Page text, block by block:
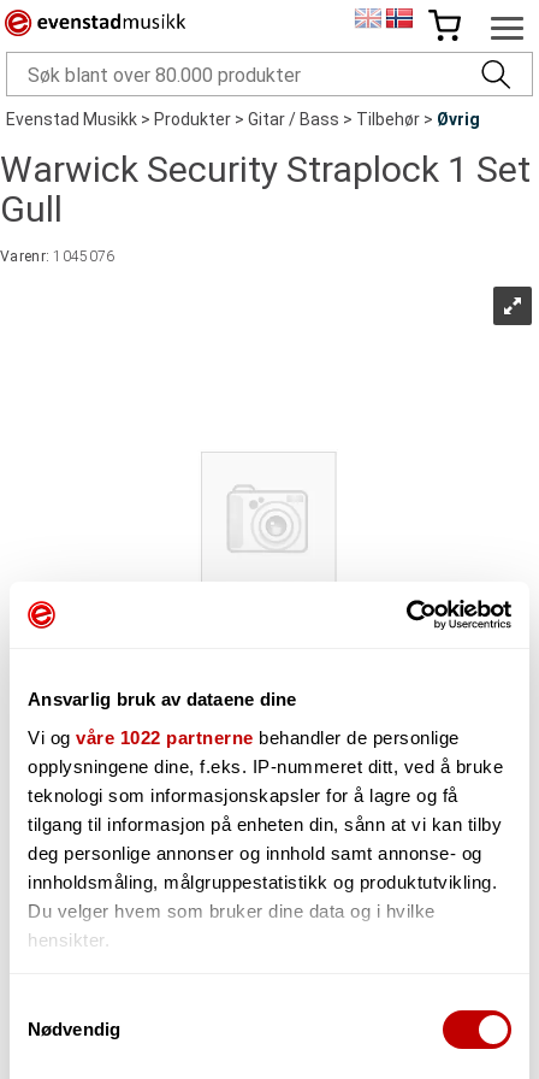
Ansvarlig bruk av dataene dine
Vi og våre 1022 partnerne behandler de personlige
opplysningene dine, f.eks. IP-nummeret ditt, ved å bruke
teknologi som informasjonskapsler for å lagre og få
tilgang til informasjon på enheten din, sånn at vi kan tilby
deg personlige annonser og innhold samt annonse- og
innholdsmåling, målgruppestatistikk og produktutvikling.
Du velger hvem som bruker dine data og i hvilke
hensikter.
Innhente informasjon om den geografiske
Nødvendig
Evenstad Musikk>Produkter>Gitar / Bass>Tilbehør>Øvrig
Warwick Security Straplock 1 Set
Gull
Varenr:1045076
438,-